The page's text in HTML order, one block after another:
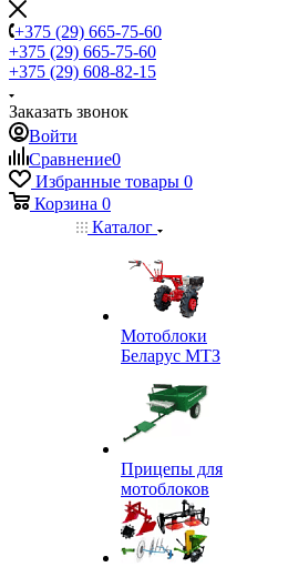
+375 (29) 665-75-60
+375 (29) 665-75-60
+375 (29) 608-82-15
Заказать звонок
Войти
Сравнение0
Избранные товары 0
Корзина 0
Каталог
Мотоблоки
Беларус МТЗ
Прицепы для
мотоблоков